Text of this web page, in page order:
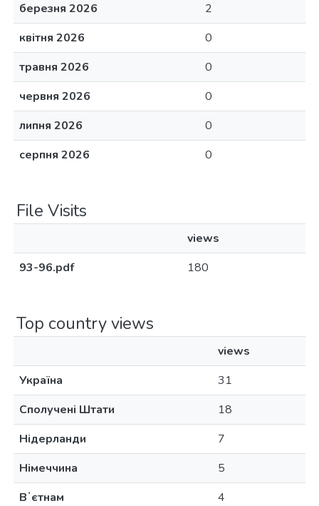
березня 2026
2
квітня 2026
0
травня 2026
0
червня 2026
0
липня 2026
0
серпня 2026
0
File Visits
views
93-96.pdf
180
Top country views
views
Україна
31
Сполучені Штати
18
Нідерланди
7
Німеччина
5
Вʼєтнам
4